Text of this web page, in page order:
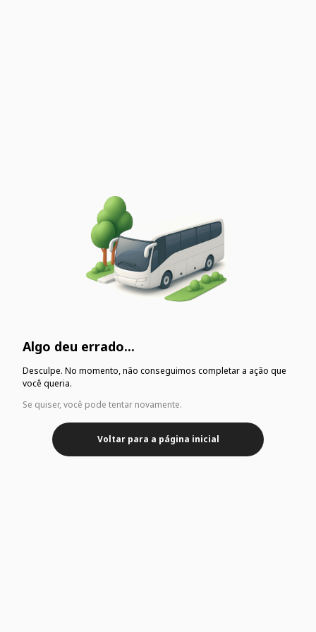
Algo deu errado...
Desculpe. No momento, não conseguimos completar a ação que
você queria.
Se quiser, você pode tentar novamente.
Voltar para a página inicial